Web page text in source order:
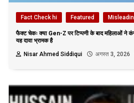
Fact Check hi Featured
फैक्ट चेकः क्या Gen-Z पर टिप्पणी के बाद महिलाओं ने
यह दावा भ्रामक है
Nisar Ahmed Siddiqui
अगस्त 3, 2026